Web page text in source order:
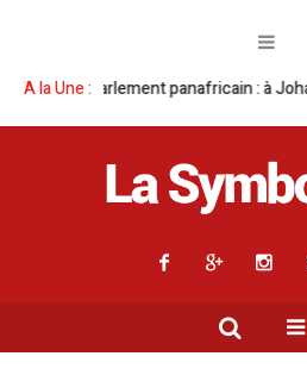
A la Une :
panafricain : à Johannesburg,